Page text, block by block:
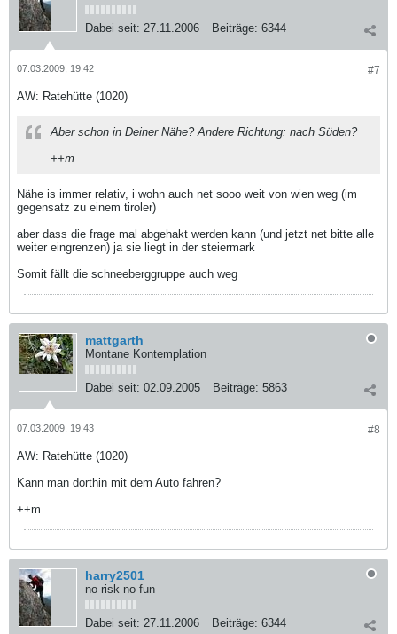
Dabei seit: 27.11.2006 Beiträge: 6344
#7
07.03.2009, 19:42
AW: Ratehütte (1020)
Aber schon in Deiner Nähe? Andere Richtung: nach Süden?
++m
Nähe is immer relativ, i wohn auch net sooo weit von wien weg (im
gegensatz zu einem tiroler)
aber dass die frage mal abgehakt werden kann (und jetzt net bitte alle
weiter eingrenzen) ja sie liegt in der steiermark
Somit fällt die schneeberggruppe auch weg
mattgarth
Montane Kontemplation
Dabei seit: 02.09.2005 Beiträge: 5863
#8
07.03.2009, 19:43
AW: Ratehütte (1020)
Kann man dorthin mit dem Auto fahren?
++m
harry2501
no risk no fun
Dabei seit: 27.11.2006 Beiträge: 6344